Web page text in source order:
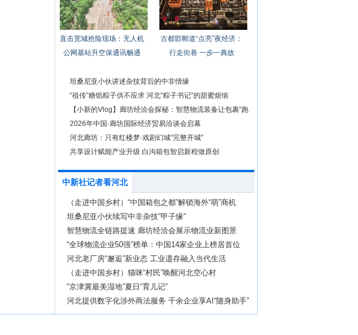
直击宽城抢险现场：无人机
公网基站升空保通讯畅通
古都邯郸道“点亮”夜经济：
行走街巷 一步一典故
坦桑尼亚小伙讲述杂技背后的中非情缘
“祖传”糖馅粽子供不应求 河北“粽子书记”的甜蜜烦恼
【小新的Vlog】廊坊经洽会探秘：智慧物流装备让包裹“跑
起来”
2026年中国·廊坊国际经济贸易洽谈会启幕
河北廊坊：只有红楼梦·戏剧幻城“完整开城”
共享设计赋能产业升级 白沟箱包智启新程做原创
中新社记者看河北
（走进中国乡村）“中国箱包之都”解锁海外“萌”商机
坦桑尼亚小伙续写中非杂技“甲子缘”
智慧物流全链路提速 廊坊经洽会展示物流业新图景
“全球物流企业50强”榜单：中国14家企业上榜居首位
河北老厂房“邂逅”新业态 工业遗存融入当代生活
（走进中国乡村）猫咪“村民”唤醒河北空心村
“京津冀最美湿地”夏日“育儿记”
河北提供数字化涉外商法服务 千余企业享AI“随身助手”